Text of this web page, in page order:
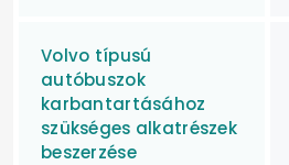
Volvo típusú
autóbuszok
karbantartásához
szükséges alkatrészek
beszerzése